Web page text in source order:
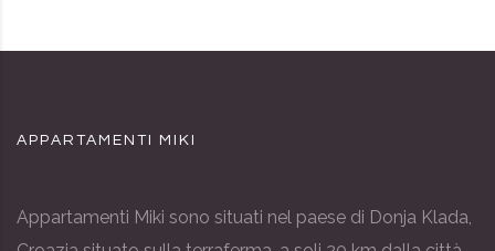
APPARTAMENTI MIKI
Appartamenti Miki sono situati nel paese di Donja Klada,